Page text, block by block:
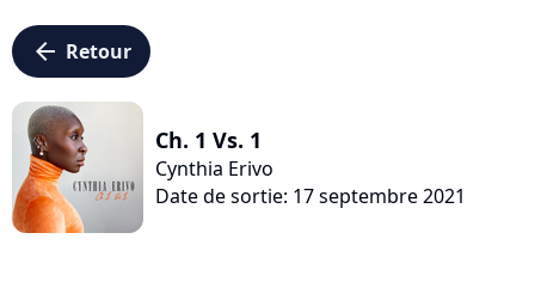
arrow_left Retour
Ch. 1 Vs. 1
Cynthia Erivo
Date de sortie: 17 septembre 2021